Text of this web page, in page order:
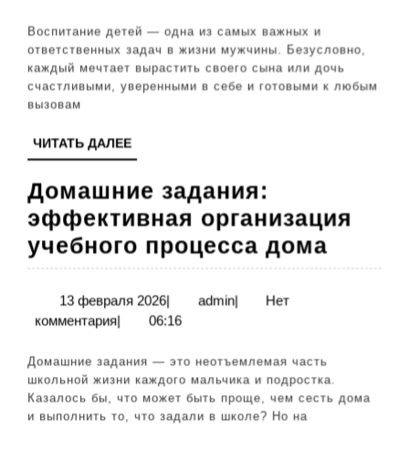
10
главных
Воспитание детей — одна из самых важных и
ответственных задач в жизни мужчины. Безусловно,
каждый мечтает вырастить своего сына или дочь
счастливыми, уверенными в себе и готовыми к любым
вызовам
ЧИТАТЬ ДАЛЕЕЧИТАТЬ
ДАЛЕЕ
Домашние задания:
эффективная организация
учебного процесса дома
дома
13 февраля 202613
февраля
| adminadmin
|
Нет
комментария| 06:16
Домашние задания — это неотъемлемая часть
школьной жизни каждого мальчика и подростка.
Казалось бы, что может быть проще, чем сесть дома
и выполнить то, что задали в школе? Но на